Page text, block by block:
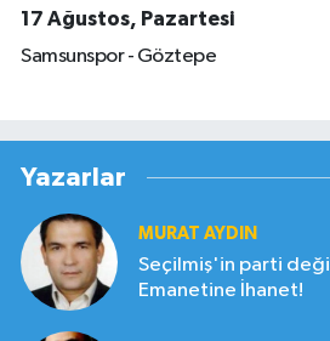
17 Ağustos, Pazartesi
Samsunspor - Göztepe
Yazarlar
MURAT AYDIN
Seçilmiş'in parti
Emanetine İhanet!